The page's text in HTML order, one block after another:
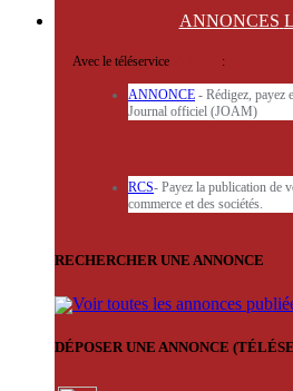
ANNONCES
Avec le téléservice :
ANNONCE - Rédigez, payez
Journal officiel (JOAM)
RCS- Payez la publication de
commerce et des sociétés.
RECHERCHER UNE ANNONCE
Voir toutes les annonces
DÉPOSER UNE ANNONCE